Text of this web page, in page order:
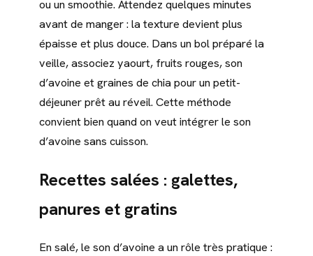
ou un smoothie. Attendez quelques minutes
avant de manger : la texture devient plus
épaisse et plus douce. Dans un bol préparé la
veille, associez yaourt, fruits rouges, son
d’avoine et graines de chia pour un petit-
déjeuner prêt au réveil. Cette méthode
convient bien quand on veut intégrer le son
d’avoine sans cuisson.
Recettes salées : galettes,
panures et gratins
En salé, le son d’avoine a un rôle très pratique :